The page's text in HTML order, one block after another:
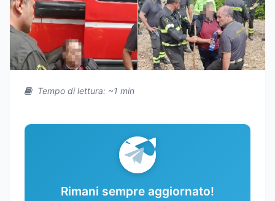
Tempo di lettura: ~1 min
Rimani sempre aggiornato!